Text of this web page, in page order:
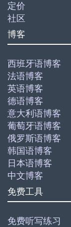
定价
社区
博客
西班牙语博客
法语博客
英语博客
德语博客
意大利语博客
葡萄牙语博客
俄罗斯语博客
韩国语博客
日本语博客
中文博客
免费工具
免费听写练习